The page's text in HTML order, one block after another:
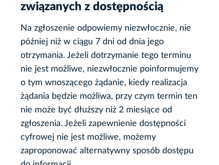
związanych z dostępnością
Na zgłoszenie odpowiemy niezwłocznie, nie
później niż w ciągu 7 dni od dnia jego
otrzymania. Jeżeli dotrzymanie tego terminu
nie jest możliwe, niezwłocznie poinformujemy
o tym wnoszącego żądanie, kiedy realizacja
żądania będzie możliwa, przy czym termin ten
nie może być dłuższy niż 2 miesiące od
zgłoszenia. Jeżeli zapewnienie dostępności
cyfrowej nie jest możliwe, możemy
zaproponować alternatywny sposób dostępu